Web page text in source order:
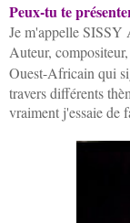
Peux-tu te
Je m'appelle
Auteur,
Ouest-Africain qui
travers différents
vraiment j'essaie de